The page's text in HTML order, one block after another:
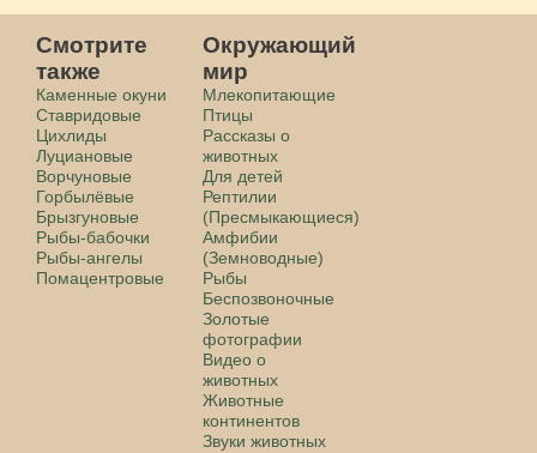
Смотрите
также
Каменные окуни
Ставридовые
Цихлиды
Луциановые
Ворчуновые
Горбылёвые
Брызгуновые
Рыбы-бабочки
Рыбы-ангелы
Помацентровые
Окружающий
мир
Млекопитающие
Птицы
Рассказы о
животных
Для детей
Рептилии
(Пресмыкающиеся)
Амфибии
(Земноводные)
Рыбы
Беспозвоночные
Золотые
фотографии
Видео о
животных
Животные
континентов
Звуки животных